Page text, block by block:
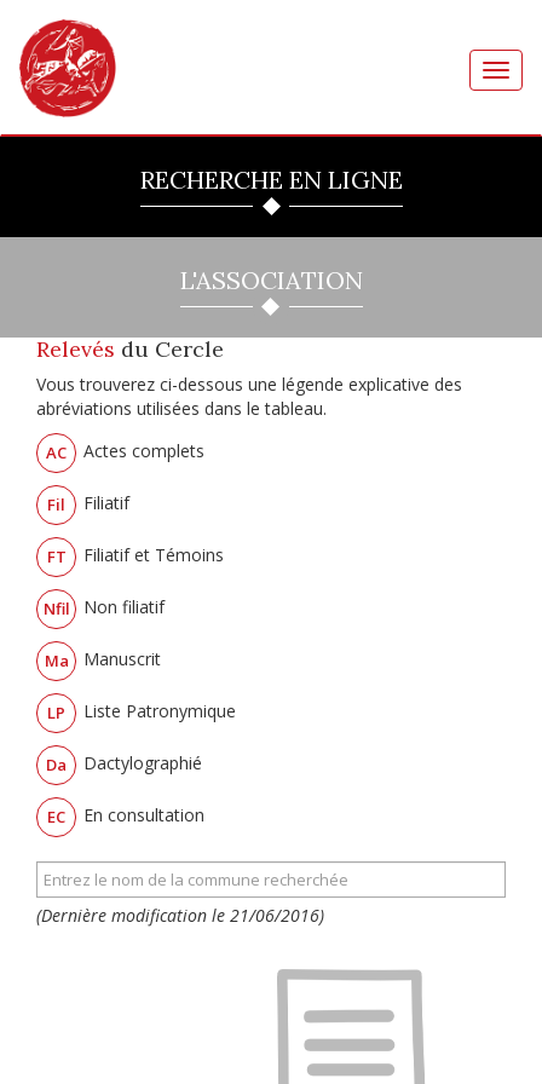
RECHERCHE EN LIGNE
L'ASSOCIATION
Relevés du Cercle
Vous trouverez ci-dessous une légende explicative des
abréviations utilisées dans le tableau.
AC Actes complets
Fil Filiatif
FT Filiatif et Témoins
Nfil Non filiatif
Ma Manuscrit
LP Liste Patronymique
Da Dactylographié
EC En consultation
(Dernière modification le 21/06/2016)